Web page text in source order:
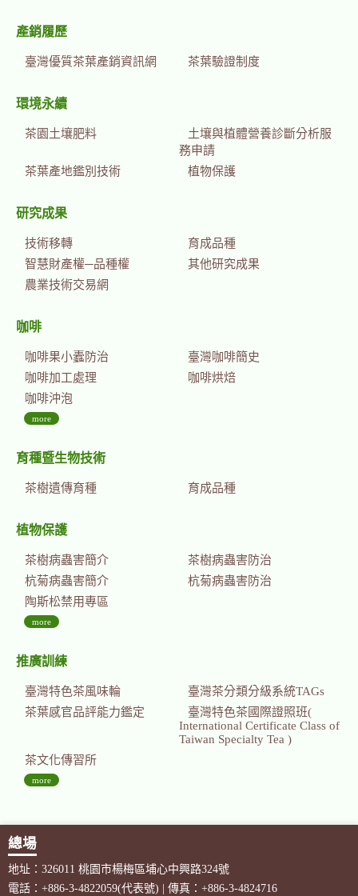
產銷履歷
臺灣優質茶葉產銷資訊網 茶葉驗證制度
環境永續
茶園土壤肥料
土壤與植體營養診斷分析服
務申請
茶葉產地鑑別技術
植物保護
研究成果
技術移轉
育成品種
智慧財產權─品種權
其他研究成果
農業技術交易網
咖啡
咖啡果小蠹防治
臺灣咖啡簡史
咖啡加工處理
咖啡烘焙
咖啡沖泡
more
育種暨生物技術
茶樹遺傳育種 育成品種
植物保護
茶樹病蟲害簡介
茶樹病蟲害防治
杭菊病蟲害簡介
杭菊病蟲害防治
陶斯松禁用專區
more
推廣訓練
臺灣特色茶風味輪
臺灣茶分類分級系統TAGs
茶葉感官品評能力鑑定
臺灣特色茶國際證照班(
International Certificate Class of
Taiwan Specialty Tea )
茶文化傳習所
more
總場
地址：326011 桃園市楊梅區埔心中興路324號
電話：+886-3-4822059(代表號) | 傳真：+886-3-4824716